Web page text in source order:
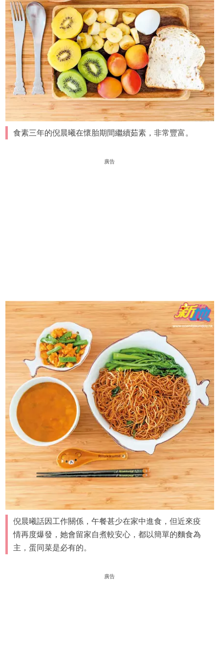
食素三年的倪晨曦在懷胎期間繼續茹素，非常豐富。
廣告
倪晨曦話因工作關係，午餐甚少在家中進食，但近來疫
情再度爆發，她會留家自煮較安心，都以簡單的麵食為
主，蛋同菜是必有的。
廣告